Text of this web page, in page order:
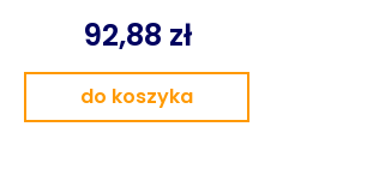
92,88 zł
do koszyka